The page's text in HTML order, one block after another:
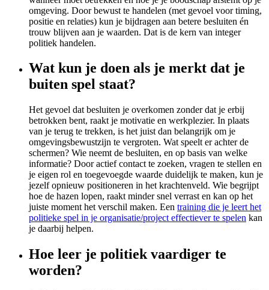
omgeving. Door bewust te handelen (met gevoel voor timing,
positie en relaties) kun je bijdragen aan betere besluiten én
trouw blijven aan je waarden. Dat is de kern van integer
politiek handelen.
Wat kun je doen als je merkt dat je
buiten spel staat?
Het gevoel dat besluiten je overkomen zonder dat je erbij
betrokken bent, raakt je motivatie en werkplezier. In plaats
van je terug te trekken, is het juist dan belangrijk om je
omgevingsbewustzijn te vergroten. Wat speelt er achter de
schermen? Wie neemt de besluiten, en op basis van welke
informatie? Door actief contact te zoeken, vragen te stellen en
je eigen rol en toegevoegde waarde duidelijk te maken, kun je
jezelf opnieuw positioneren in het krachtenveld. Wie begrijpt
hoe de hazen lopen, raakt minder snel verrast en kan op het
juiste moment het verschil maken. Een training die je leert het
politieke spel in je organisatie/project effectiever te spelen kan
je daarbij helpen.
Hoe leer je politiek vaardiger te
worden?